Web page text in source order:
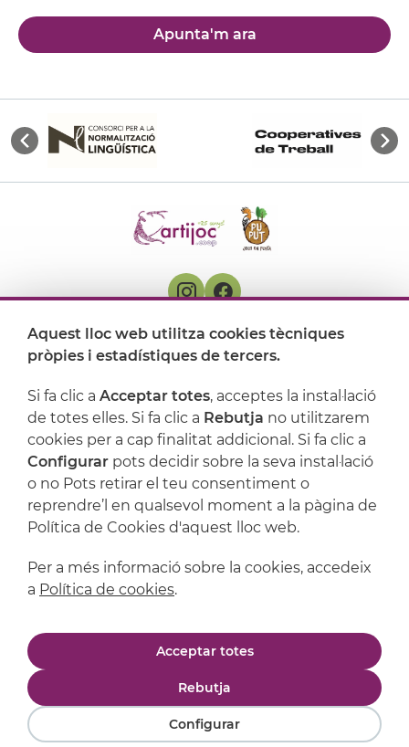
Apunta'm ara
On ens trobem
Suport
Política de privacitat
Powered byComertis
Aquest lloc web utilitza cookies tècniques
pròpies i estadístiques de tercers.
Si fa clic a Acceptar totes, acceptes la instal·lació
de totes elles. Si fa clic a Rebutja no utilitzarem
cookies per a cap finalitat addicional. Si fa clic a
Configurar pots decidir sobre la seva instal·lació
o no Pots retirar el teu consentiment o
reprendre’l en qualsevol moment a la pàgina de
Política de Cookies d'aquest lloc web.
Per a més informació sobre la cookies, accedeix
a Política de cookies.
Acceptar totes
Rebutja
Configurar